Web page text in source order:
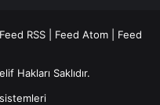
Feed RSS Feed Atom
Feed
Hakları Saklıdır.
sistemleri